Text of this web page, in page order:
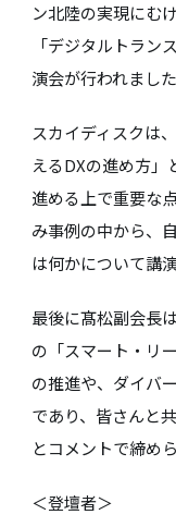
ン北陸の実現にむ
「デジタルトラン
演会が行われました
スカイディスクは
えるDXの進め方」
進める上で重要な
み事例の中から、
は何かについて講
最後に髙松副会長
の「スマート・リ
の推進や、ダイバ
であり、皆さんと
とコメントで締め
＜登壇者＞